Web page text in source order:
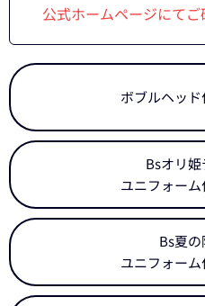
公式ホームページにてご
ボブルヘッ
Bsオリ
ユニフォー
Bs夏
ユニフォー